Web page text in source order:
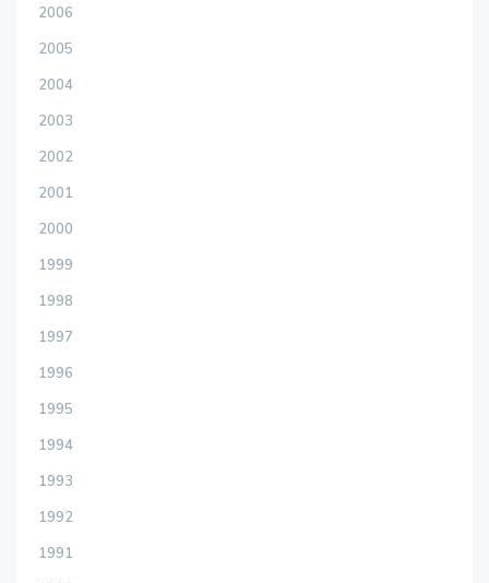
2006
2005
2004
2003
2002
2001
2000
1999
1998
1997
1996
1995
1994
1993
1992
1991